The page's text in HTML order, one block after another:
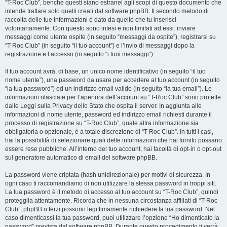
“T-Roc Club”, benché questi siano estranei agli scopi di questo documento che
intende trattare solo quelli creati dal software phpBB. Il secondo metodo di
raccolta delle tue informazioni è dato da quello che tu inserisci
volontariamente. Con questo sono intesi e non limitati ad essi: inviare
messaggi come utente ospite (in seguito “messaggi da ospite”), registrarsi su
“T-Roc Club” (in seguito “il tuo account”) e l’invio di messaggi dopo la
registrazione e l’accesso (in seguito “i tuoi messaggi”).
Il tuo account avrà, di base, un unico nome identificativo (in seguito “il tuo
nome utente”), una password da usare per accedere al tuo account (in seguito
“la tua password”) ed un indirizzo email valido (in seguito “la tua email”). Le
informazioni rilasciate per l’apertura dell’account su “T-Roc Club” sono protette
dalle Leggi sulla Privacy dello Stato che ospita il server. In aggiunta alle
informazioni di nome utente, password ed indirizzo email richiesti durante il
processo di registrazione su “T-Roc Club”, quale altra informazione sia
obbligatoria o opzionale, è a totale discrezione di “T-Roc Club”. In tutti i casi,
hai la possibilità di selezionare quali delle informazioni che hai fornito possano
essere rese pubbliche. All’interno del tuo account, hai facoltà di opt-in o opt-out
sul generatore automatico di email del software phpBB.
La password viene criptata (hash unidirezionale) per motivi di sicurezza. In
ogni caso ti raccomandiamo di non utilizzare la stessa password in troppi siti.
La tua password è il metodo di accesso al tuo account su “T-Roc Club”, quindi
proteggila attentamente. Ricorda che in nessuna circostanza affiliati di “T-Roc
Club”, phpBB o terzi possono legittimamente richiedere la tua password. Nel
caso dimenticassi la tua password, puoi utilizzare l’opzione “Ho dimenticato la